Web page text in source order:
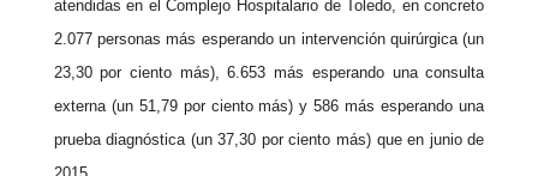
atendidas en el Complejo Hospitalario de Toledo, en concreto
2.077 personas más esperando un intervención quirúrgica (un
23,30 por ciento más), 6.653 más esperando una consulta
externa (un 51,79 por ciento más) y 586 más esperando una
prueba diagnóstica (un 37,30 por ciento más) que en junio de